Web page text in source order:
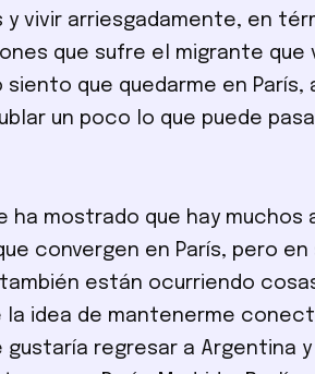
y vivir arriesgadamente, en
que sufre el migrante que
siento que quedarme en París,
un poco lo que puede
ha mostrado que hay
convergen en París, pero
también están ocurriendo
la idea de mantenerme
gustaría regresar a Argentina